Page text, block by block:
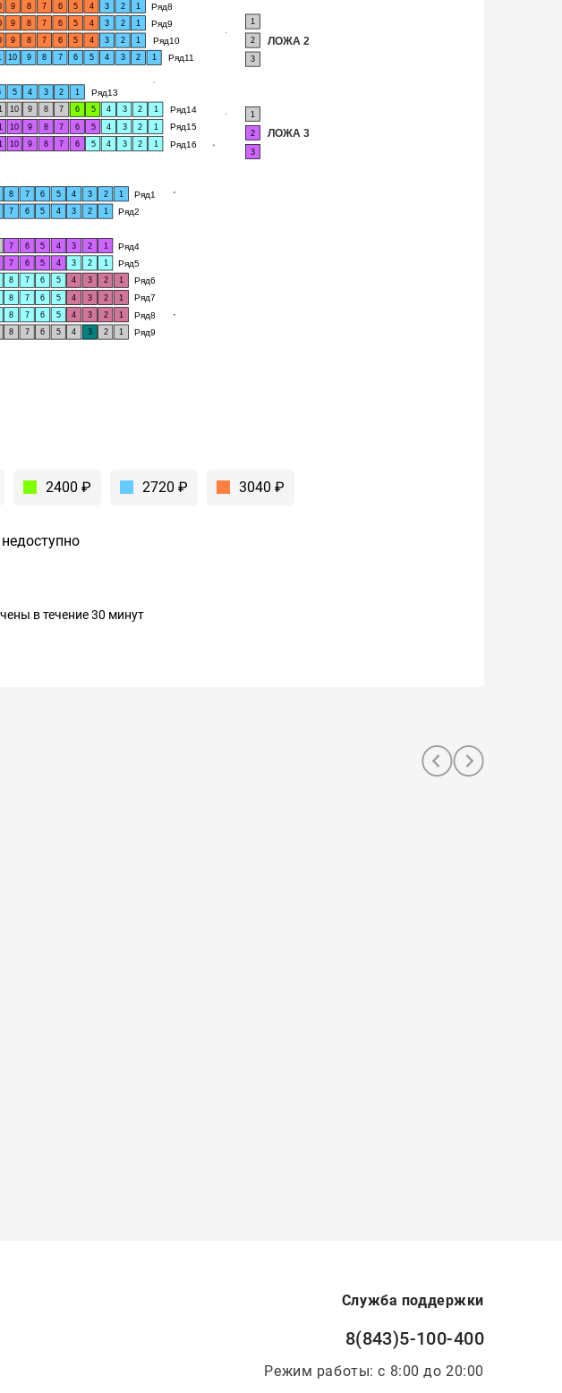
Ряд8
Ряд9
Ряд10
Ряд11
Ряд13
Ряд14
Ряд15
Ряд16
Ряд1
Ряд2
Ряд4
Ряд5
Ряд6
Ряд7
Ряд8
Ряд9
ЛОЖА 2
ЛОЖА 3
9 8 7 6 5 4 3 2
1
9 8 7 6 5 4 3 2
1
9 8 7 6 5 4 3 2
1
10 9 8 7 6 5 4 3 2
1
5 4 3 2
1
10 9 8 7 6 5 4 3 2
1
10 9 8 7 6 5 4 3 2 1
10 9 8 7 6 5 4 3 2 1
8 7 6 5 4 3 2 1
7 6 5 4 3 2 1
7 6 5 4 3 2
1
7 6 5 4 3 2
1
8 7 6 5 4 3 2
1
8 7 6 5 4 3 2
1
8 7 6 5 4 3 2
1
8 7 6 5 4 3 2 1
1
2
3
1
2
3
2400 ₽ 2720 ₽ 3040 ₽
недоступно
в течение 30 минут
Служба поддержки
8(843)5-100-400
Режим работы: с 8:00 до 20:00